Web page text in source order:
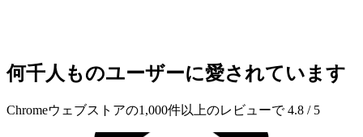
何千人ものユーザーに愛されています
Chromeウェブストアの1,000件以上のレビューで 4.8 / 5